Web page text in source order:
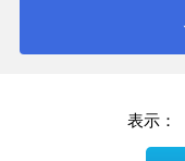
表示：